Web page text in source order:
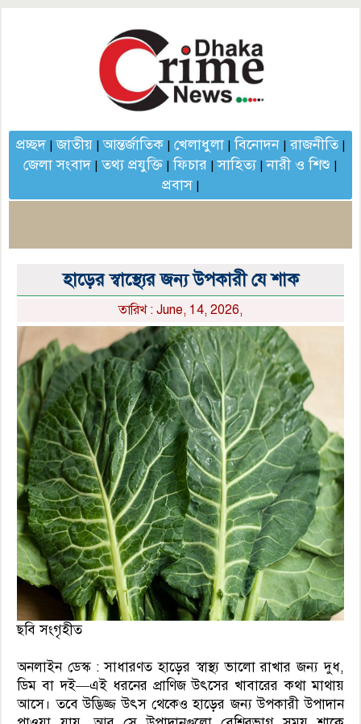
প্রচ্ছদ|জাতীয়|আন্তর্জাতিক| খেলাধুলা|বিনোদন|রাজনীতি|
জেলা সংবাদ|তথ্য প্রযুক্তি |ফিচার |সাহিত্য|নারী ও শিশু |
প্রবাস|
হাড়ের স্বাস্থ্যের জন্য উপকারী যে শাক
তারিখ : June, 14, 2026,
ছবি সংগৃহীত
অনলাইন ডেস্ক : সাধারণত হাড়ের স্বাস্থ্য ভালো রাখার জন্য দুধ,
ডিম বা দই—এই ধরনের প্রাণিজ উৎসের খাবারের কথা মাথায়
আসে। তবে উদ্ভিজ্জ উৎস থেকেও হাড়ের জন্য উপকারী উপাদান